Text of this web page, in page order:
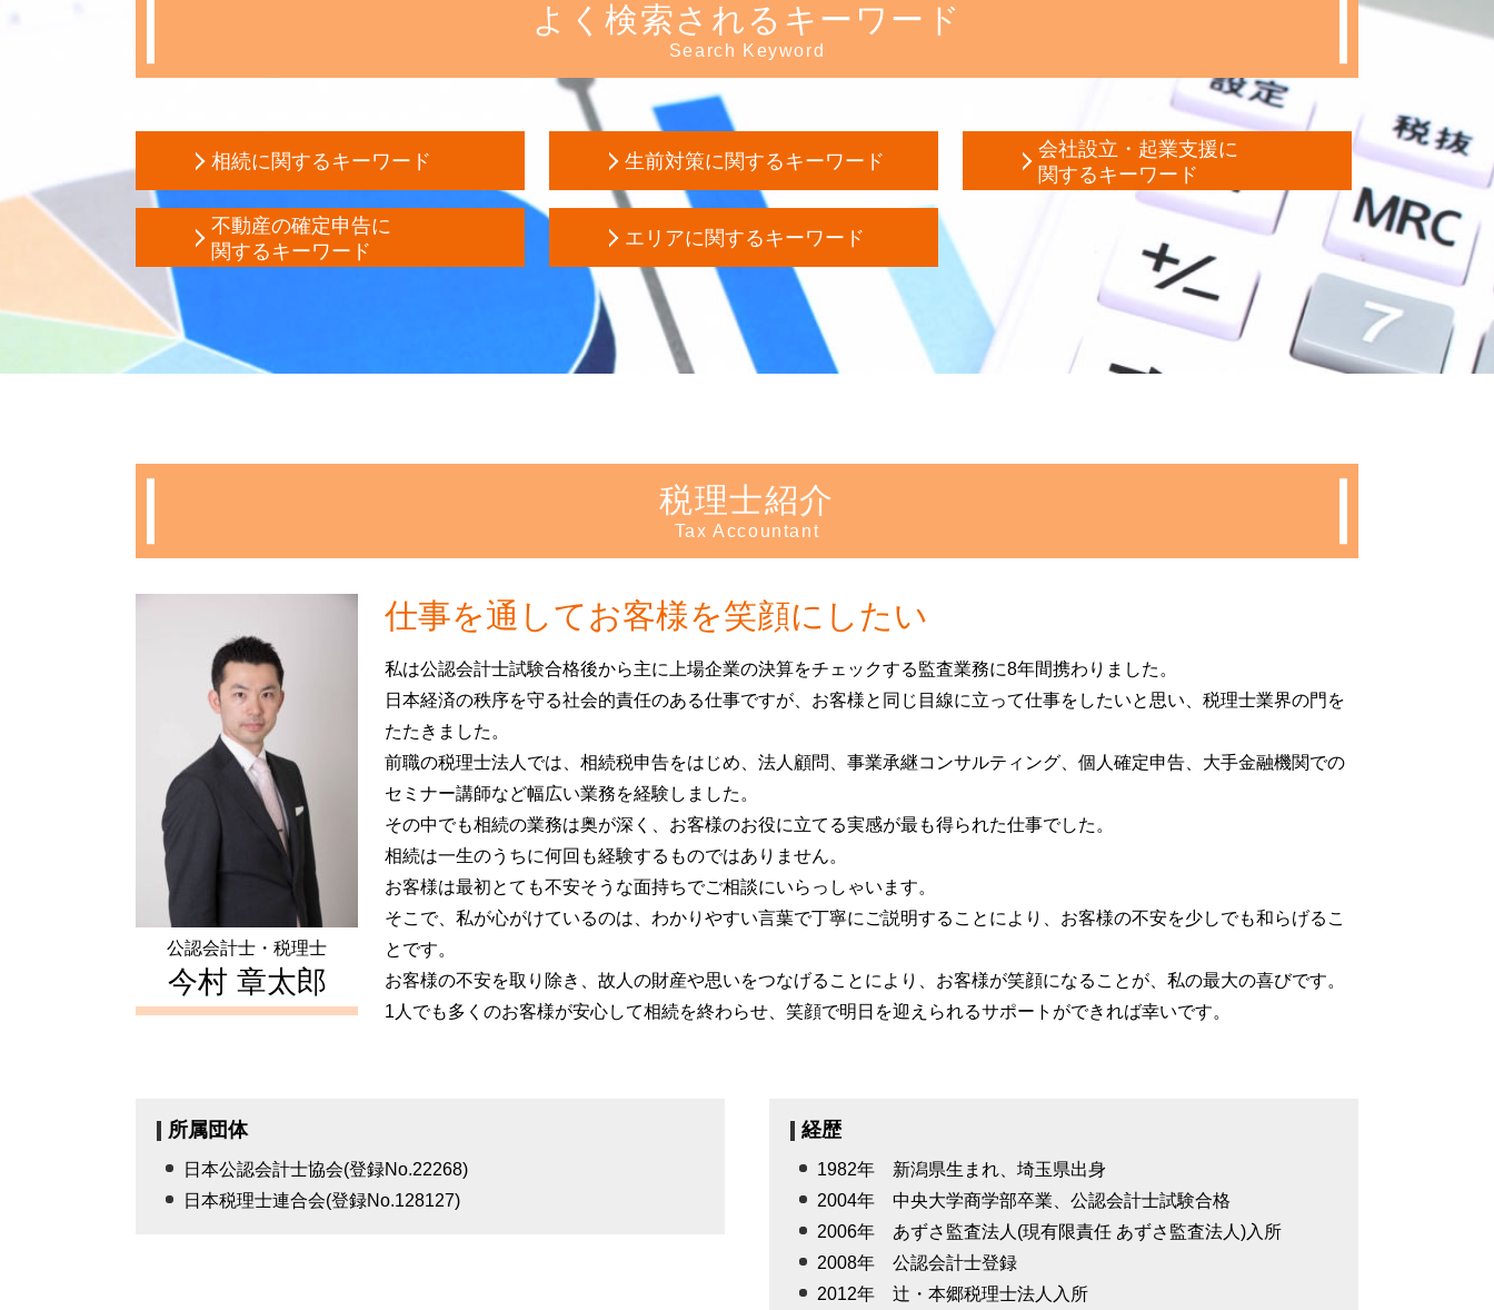
よく検索されるキーワード
Search Keyword
相続に関するキーワード
相続税 評価額
公正証書遺言 費用
会社 相続税
相続 順位
現物 分割
相続税申告 必要書類
土地 相続税 評価額
土地 相続税
土地 相続税 払えない
限定承認 手続き
贈与税 税率
相続税 障害者控除
所有権移転登記 必要書類
生前対策に関するキーワード
成年 後見人 申立人
相続税 二次相続
任意後見人 手続き
死亡退職金 相続税
家族信託 手続き
生前贈与 非課税
家族信託 デメリット
成年後見人 裁判所
家族信託 認知症
代理権 とは
任意後見人 デメリット
信託 メリット
信託 銀行 違い
会社設立・起業支援に
関するキーワード
発起 設立
法人化 手続き
新規事業 計画書
株式会社 設立 必要書類
定款 作成
税務調査 期間
不動産の確定申告に
関するキーワード
住宅ローン控除 必要書類
確定申告 不動産 所得 書き方
土地 売却 確定申告
確定申告 不動産 売却
確定申告 とは
青色 申告 不動産 所得 サラリーマン
住宅ローン控除 計算
家賃 収入 確定申告
年末調整 不動産所得
譲渡所得 とは
不動産 譲渡 所得税 計算
住宅 売却 確定申告
住宅ローン 控除 年末調整
不動産 売却 赤字 確定申告
エリアに関するキーワード
相続 埼玉県 税理士
会社設立 新宿区 相談
会社設立 豊島区 相談
生前対策 千葉県 会計士
相続 豊島区 相談
起業支援 豊島区 税理士
起業支援 文京区 相談
不動産 確定申告 文京区 税理士
会社設立 文京区 会計士
起業支援 千葉県 相談
相続 東京都 会計士
生前対策 東京都 会計士
起業支援 東京都 税理士
会社設立 豊島区 会計士
税理士紹介
Tax Accountant
公認会計士・税理士
今村 章太郎
仕事を通してお客様を笑顔にしたい
私は公認会計士試験合格後から主に上場企業の決算をチェックする監査業務に8年間携わりました。
日本経済の秩序を守る社会的責任のある仕事ですが、お客様と同じ目線に立って仕事をしたいと思い、税理士業界の門を
たたきました。
前職の税理士法人では、相続税申告をはじめ、法人顧問、事業承継コンサルティング、個人確定申告、大手金融機関での
セミナー講師など幅広い業務を経験しました。
その中でも相続の業務は奥が深く、お客様のお役に立てる実感が最も得られた仕事でした。
相続は一生のうちに何回も経験するものではありません。
お客様は最初とても不安そうな面持ちでご相談にいらっしゃいます。
そこで、私が心がけているのは、わかりやすい言葉で丁寧にご説明することにより、お客様の不安を少しでも和らげるこ
とです。
お客様の不安を取り除き、故人の財産や思いをつなげることにより、お客様が笑顔になることが、私の最大の喜びです。
1人でも多くのお客様が安心して相続を終わらせ、笑顔で明日を迎えられるサポートができれば幸いです。
所属団体
日本公認会計士協会(登録No.22268)
日本税理士連合会(登録No.128127)
経歴
1982年 新潟県生まれ、埼玉県出身
2004年 中央大学商学部卒業、公認会計士試験合格
2006年 あずさ監査法人(現有限責任 あずさ監査法人)入所
2008年 公認会計士登録
2012年 辻・本郷税理士法人入所